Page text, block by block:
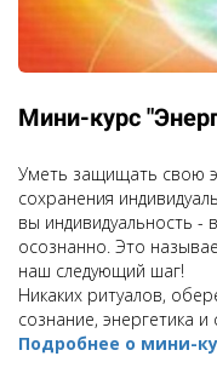
Мини-курс
Уметь защищать свою
сохранения
вы индивидуальность -
осознанно. Это
наш следующий шаг!
Никаких ритуалов,
сознание, энергетика
Подробнее о мини-